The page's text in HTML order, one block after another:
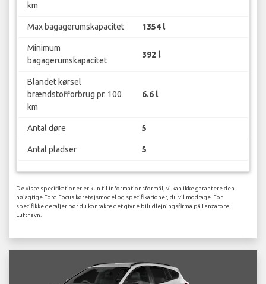
km
Max bagagerumskapacitet 1354 l
Minimum
bagagerumskapacitet
392 l
Blandet kørsel
brændstofforbrug pr. 100
km
6.6 l
Antal døre 5
Antal pladser 5
De viste specifikationer er kun til informationsformål, vi kan ikke garantere den
nøjagtige Ford Focus køretøjsmodel og specifikationer, du vil modtage. For
specifikke detaljer bør du kontakte det givne biludlejningsfirma på Lanzarote
Lufthavn.